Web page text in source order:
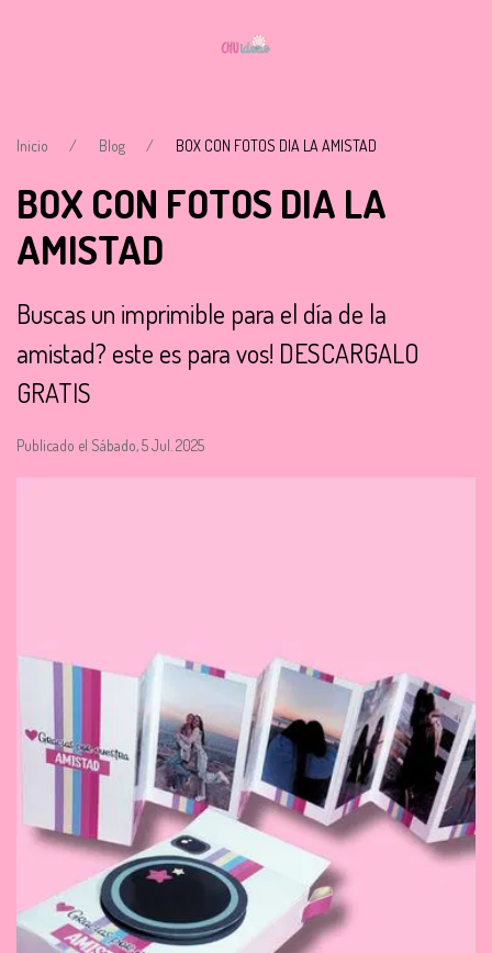
Inicio Blog BOX CON FOTOS DIA LA AMISTAD
BOX CON FOTOS DIA LA
AMISTAD
Buscas un imprimible para el día de la
amistad? este es para vos! DESCARGALO
GRATIS
Publicado el Sábado, 5 Jul. 2025